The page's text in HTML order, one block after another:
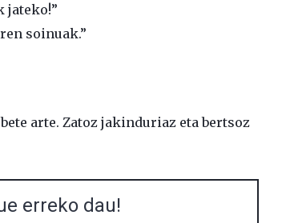
jateko!”
soinuak.”
arte. Zatoz jakinduriaz eta bertsoz
erreko dau!